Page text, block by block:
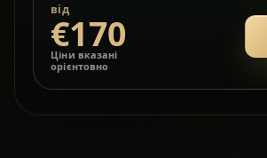
від
€170
Ціни вказані
орієнтовно